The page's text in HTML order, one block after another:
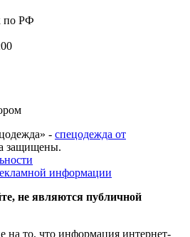
по РФ
- спецодежда от
защищены.
информации
не являются публичной
то, что информация интернет-